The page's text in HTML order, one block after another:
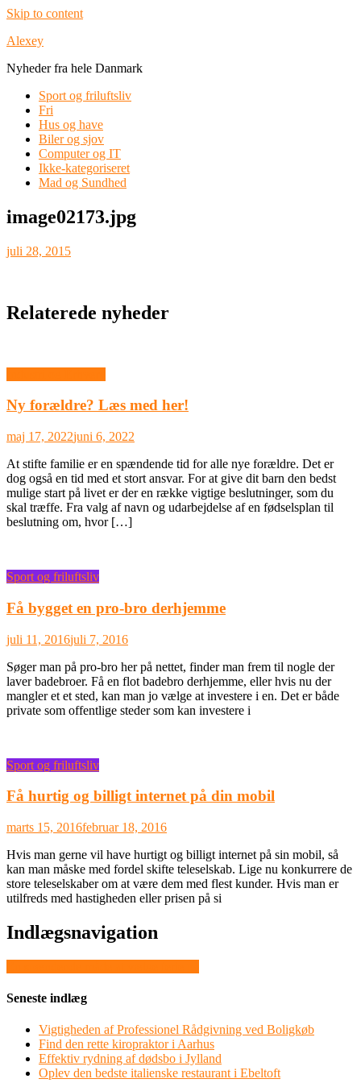
Skip to content
Alexey
Nyheder fra hele Danmark
Sport og friluftsliv
Fri
Hus og have
Biler og sjov
Computer og IT
Ikke-kategoriseret
Mad og Sundhed
image02173.jpg
juli 28, 2015
Relaterede nyheder
Ny forældre? Læs med her!
maj 17, 2022juni 6, 2022
At stifte familie er en spændende tid for alle nye forældre. Det er
dog også en tid med et stort ansvar. For at give dit barn den bedst
mulige start på livet er der en række vigtige beslutninger, som du
skal træffe. Fra valg af navn og udarbejdelse af en fødselsplan til
beslutning om, hvor […]
Sport og friluftsliv
Få bygget en pro-bro derhjemme
juli 11, 2016juli 7, 2016
Søger man på pro-bro her på nettet, finder man frem til nogle der
laver badebroer. Få en flot badebro derhjemme, eller hvis nu der
mangler et et sted, kan man jo vælge at investere i en. Det er både
private som offentlige steder som kan investere i
Sport og friluftsliv
Få hurtig og billigt internet på din mobil
marts 15, 2016februar 18, 2016
Hvis man gerne vil have hurtigt og billigt internet på sin mobil, så
kan man måske med fordel skifte teleselskab. Lige nu konkurrere de
store teleselskaber om at være dem med flest kunder. Hvis man er
utilfreds med hastigheden eller prisen på si
Indlægsnavigation
Seneste indlæg
Vigtigheden af Professionel Rådgivning ved Boligkøb
Find den rette kiropraktor i Aarhus
Effektiv rydning af dødsbo i Jylland
Oplev den bedste italienske restaurant i Ebeltoft